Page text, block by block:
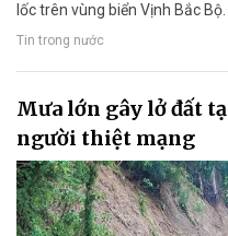
lốc trên vùng biển Vịnh Bắc Bộ.
Tin trong nước
Mưa lớn gây lở đất
người thiệt mạng